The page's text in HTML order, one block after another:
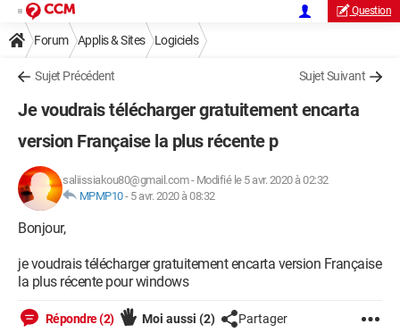
Question
Forum Applis & Sites Logiciels
Sujet Précédent Sujet Suivant
Je voudrais télécharger gratuitement encarta
version Française la plus récente p
saliissiakou80@gmail.com- Modifié le 5 avr. 2020 à 02:32
MPMP10- 5 avr. 2020 à 08:32
Bonjour,
je voudrais télécharger gratuitement encarta version Française
la plus récente pour windows
Répondre (2) Moi aussi (2) Partager